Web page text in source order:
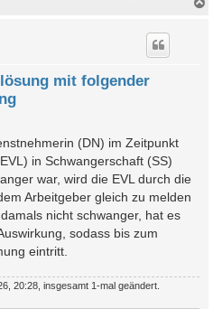
mit folgender
(DN) im Zeitpunkt
in Schwangerschaft (SS)
war, wird die EVL durch die
Arbeitgeber gleich zu melden
nicht schwanger, hat es
sodass bis zum
eintritt.
20:28, insgesamt 1-mal geändert.